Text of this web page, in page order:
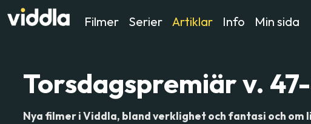
Filmer Serier Artiklar Info Min sida
Torsdagspremiär v.
Nya filmer i Viddla, bland verklighet och fantasi och om